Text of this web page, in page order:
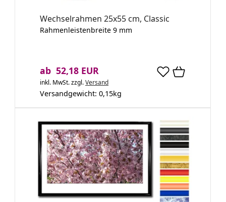
Wechselrahmen 25x55 cm, Classic
Rahmenleistenbreite 9 mm
ab 52,18 EUR
inkl. MwSt.zzgl.Versand
Versandgewicht: 0,15kg